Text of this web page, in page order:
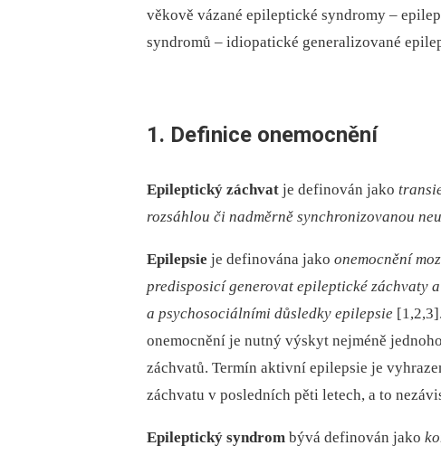
věkově vázané epileptické syndromy –⁠
syndromů –⁠ idiopatické generalizované
1. Definice onemocnění
Epileptický záchvat je definován jako
rozsáhlou či nadměrně synchronizovanou
Epilepsie je definována jako onemocnění
predisposicí generovat epileptické záchvaty
a psychosociálními důsledky epilepsie
onemocnění je nutný výskyt nejméně
záchvatů. Termín aktivní epilepsie je
záchvatu v posledních pěti letech, a to
Epileptický syndrom bývá definován jako